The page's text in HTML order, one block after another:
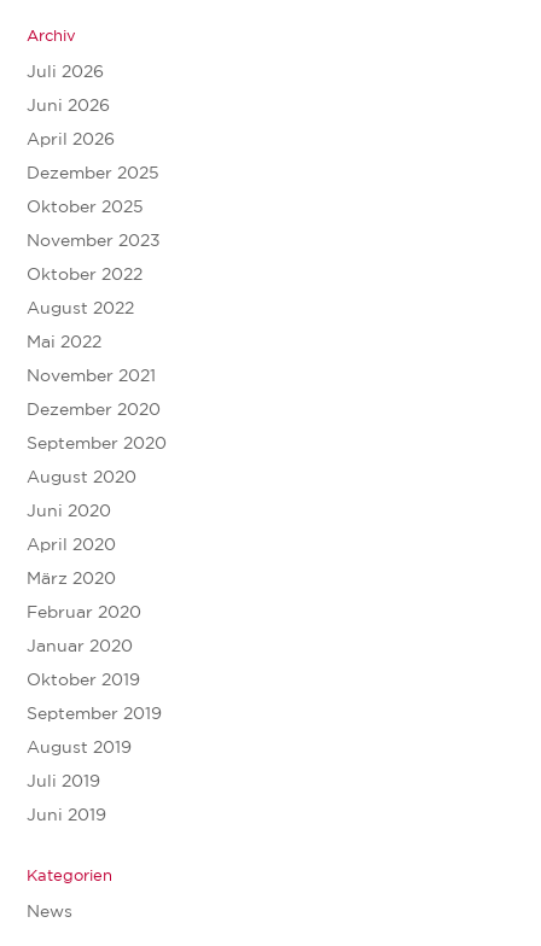
Archiv
Juli 2026
Juni 2026
April 2026
Dezember 2025
Oktober 2025
November 2023
Oktober 2022
August 2022
Mai 2022
November 2021
Dezember 2020
September 2020
August 2020
Juni 2020
April 2020
März 2020
Februar 2020
Januar 2020
Oktober 2019
September 2019
August 2019
Juli 2019
Juni 2019
Kategorien
News